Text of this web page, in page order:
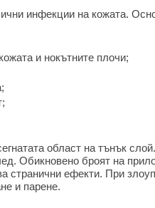
инфекции на кожата.
и нокътните плочи;
област на тънък
Обикновено броят на
странични ефекти. При
и парене.